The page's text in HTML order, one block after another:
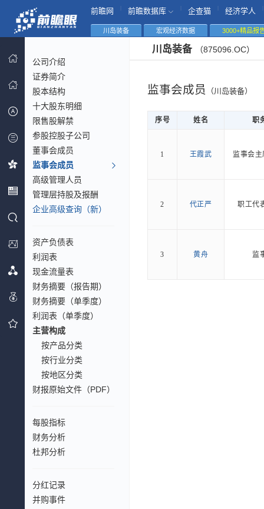
前瞻网 前瞻数据库 企查猫 经济学人
川岛装备 宏观经济数据 3000+精品报
公司介绍
证券简介
股本结构
十大股东明细
限售股解禁
参股控股子公司
董事会成员
监事会成员
高级管理人员
管理层持股及报酬
企业高级查询（新）
资产负债表
利润表
现金流量表
财务摘要（报告期）
财务摘要（单季度）
利润表（单季度）
主营构成
按产品分类
按行业分类
按地区分类
财报原始文件（PDF）
每股指标
财务分析
杜邦分析
分红记录
并购事件
川岛装备 （875096.OC）
监事会成员 （川岛装备）
序号 姓名 职
1 王霞武 监事会
2 代正严 职工代
3 黄舟 监